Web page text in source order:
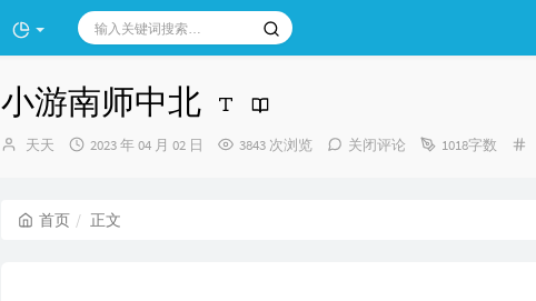
小游南师中北
博
天天
发
2023 年 04 月 02 日 3843 次浏览 关闭评论 1018字数
首页 正文